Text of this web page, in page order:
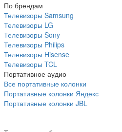
По брендам
Телевизоры Samsung
Телевизоры LG
Телевизоры Sony
Телевизоры Philips
Телевизоры Hisense
Телевизоры TCL
Портативное аудио
Все портативные колонки
Портативные колонки Яндекс
Портативные колонки JBL